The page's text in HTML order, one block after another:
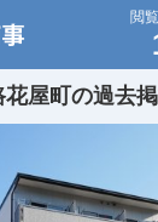
閲
屋町の過去